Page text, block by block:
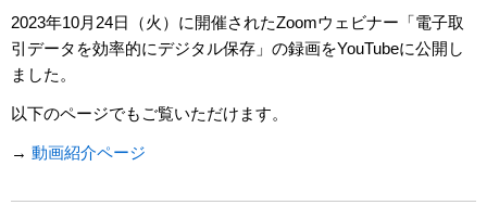
2023年10月24日（火）に開催されたZoomウェビナー「電子取
引データを効率的にデジタル保存」の録画をYouTubeに公開し
ました。
以下のページでもご覧いただけます。
→ 動画紹介ページ